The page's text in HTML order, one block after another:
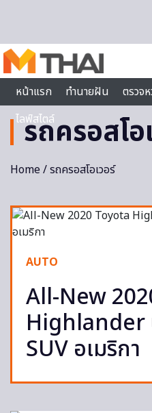
หน้าแรก
ทำนายฝัน ตรวจ
ไลฟ์สไตล์
รถครอสโอ
Home/ รถครอสโอเวอร์
AUTO
All-New
Highlander
SUV อเมริกา